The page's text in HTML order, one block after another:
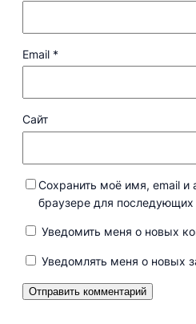
Email *
Сайт
Сохранить моё имя, email и
браузере для
Уведомить меня о новых
Уведомлять меня о новых